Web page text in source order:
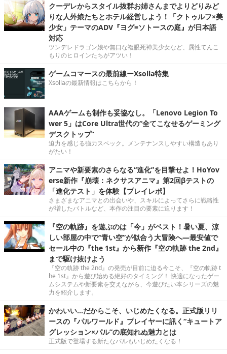
クーデレからスタイル抜群お姉さんまでよりどりみど
りな人外娘たちとホテル経営しよう！「クトゥルフ×美
少女」テーマのADV『ヨグ=ソトースの庭』が日本語
対応
ツンデレドラゴン娘や無口な複眼死神美少女など、属性てんこ
もりのヒロインたちがアツい！
ゲームコマースの最前線ーXsolla特集
Xsollaの最新情報はこちらから！
AAAゲームも制作も妥協なし。「Lenovo Legion To
wer 5」はCore Ultra世代の“全てこなせるゲーミング
デスクトップ”
迫力を感じる強力スペック。メンテナンスしやすい構造もあり
がたい！
アニマや新要素のさらなる“進化”を目撃せよ！HoYov
erse新作『崩壊：ネクサスアニマ』第2回βテストの
「進化テスト」を体験【プレイレポ】
さまざまなアニマとの出会いや、スキルによってさらに戦略性
が増したバトルなど、本作の注目の要素に迫ります！
『空の軌跡』を遊ぶのは「今」がベスト！暑い夏、涼
しい部屋の中で“青い空”が似合う大冒険へ―最安値で
セール中の『the 1st』から新作『空の軌跡 the 2nd』
まで駆け抜けよう
『空の軌跡 the 2nd』の発売が目前に迫る今こそ、『空の軌跡 t
he 1st』から遊び始める絶好のタイミング！ 快適になったゲー
ムシステムや新要素を交えながら、今遊びたい本シリーズの魅
力を紹介します。
かわいい…だからこそ、いじめたくなる。正式版リリ
ースの『パルワールド』プレイヤーに訊く“キュートア
グレッション×パル”の底知れぬ魅力とは
正式版で登場する新たなパルもいじめたくなる！